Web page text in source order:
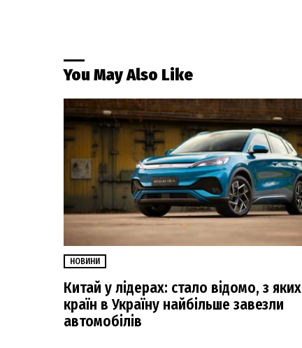
You May Also Like
НОВИНИ
Китай у лідерах: стало відомо, з яких
країн в Україну найбільше завезли
автомобілів